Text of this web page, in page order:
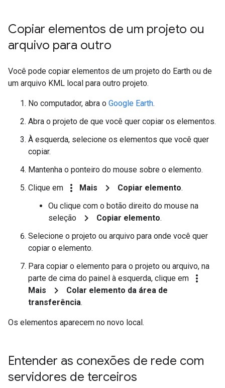
Copiar elementos de um projeto ou
arquivo para outro
Você pode copiar elementos de um projeto do Earth ou de
um arquivo KML local para outro projeto.
No computador, abra o Google Earth.
Abra o projeto de que você quer copiar os elementos.
À esquerda, selecione os elementos que você quer
copiar.
Mantenha o ponteiro do mouse sobre o elemento.
Clique em
more_vert Mais chevron_right Copiar elemento.
Ou clique com o botão direito do mouse na
seleção
chevron_right Copiar elemento.
Selecione o projeto ou arquivo para onde você quer
copiar o elemento.
Para copiar o elemento para o projeto ou arquivo, na
parte de cima do painel à esquerda, clique em
more_vert
Mais chevron_right
Colar elemento da área de
transferência.
Os elementos aparecem no novo local.
Entender as conexões de rede com
servidores de terceiros